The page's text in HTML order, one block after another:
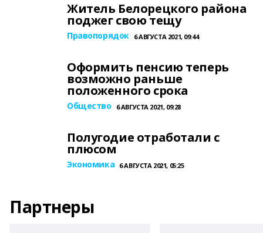
Житель Белорецкого района
поджег свою тещу
Правопорядок 6 АВГУСТА 2021, 09:44
Оформить пенсию теперь
возможно раньше
положенного срока
Общество 6 АВГУСТА 2021, 09:28
Полугодие отработали с
плюсом
Экономика 6 АВГУСТА 2021, 05:25
Партнеры